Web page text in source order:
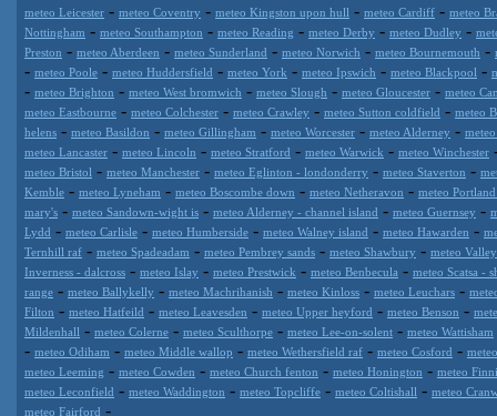
meteo Leicester - meteo Coventry - meteo Kingston upon hull - meteo Cardiff - meteo
Nottingham - meteo Southampton - meteo Reading - meteo Derby - meteo Dudley -
Preston - meteo Aberdeen - meteo Sunderland - meteo Norwich - meteo Bournemouth -
- meteo Poole - meteo Huddersfield - meteo York - meteo Ipswich - meteo Blackpool -
- meteo Brighton - meteo West bromwich - meteo Slough - meteo Gloucester - meteo
meteo Eastbourne - meteo Colchester - meteo Crawley - meteo Sutton coldfield - meteo
helens - meteo Basildon - meteo Gillingham - meteo Worcester - meteo Alderney -
meteo Lancaster - meteo Lincoln - meteo Stratford - meteo Warwick - meteo Winchester
meteo Bristol - meteo Manchester - meteo Eglinton - londonderry - meteo Staverton -
Kemble - meteo Lyneham - meteo Boscombe down - meteo Netheravon - meteo
mary's - meteo Sandown-wight is - meteo Alderney - channel island - meteo Guernsey -
Lydd - meteo Carlisle - meteo Humberside - meteo Walney island - meteo Hawarden -
Ternhill raf - meteo Spadeadam - meteo Pembrey sands - meteo Shawbury - meteo Valley
Inverness - dalcross - meteo Islay - meteo Prestwick - meteo Benbecula - meteo Scatsa -
range - meteo Ballykelly - meteo Machrihanish - meteo Kinloss - meteo Leuchars -
Filton - meteo Hatfeild - meteo Leavesden - meteo Upper heyford - meteo Benson -
Mildenhall - meteo Colerne - meteo Sculthorpe - meteo Lee-on-solent - meteo Wattisham
- meteo Odiham - meteo Middle wallop - meteo Wethersfield raf - meteo Cosford -
meteo Leeming - meteo Cowden - meteo Church fenton - meteo Honington - meteo
meteo Leconfield - meteo Waddington - meteo Topcliffe - meteo Coltishall - meteo
meteo Fairford -